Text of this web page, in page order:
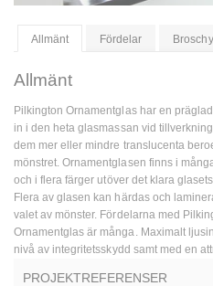
Allmänt Fördelar
Allmänt
Pilkington Ornamentglas har en
in i den heta glasmassan vid
dem mer eller mindre translucenta
mönstret. Ornamentglasen finns i
och i flera färger utöver det klara
Flera av glasen kan härdas och
valet av mönster. Fördelarna med
Ornamentglas är många. Maximalt
nivå av integritetsskydd samt med en
PROJEKTREFERENSER